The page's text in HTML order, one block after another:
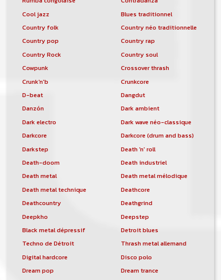
Cool jazz
Blues traditionnel
Country folk
Country néo traditionnelle
Country pop
Country rap
Country Rock
Country soul
Cowpunk
Crossover thrash
Crunk'n'b
Crunkcore
D-beat
Dangdut
Danzón
Dark ambient
Dark electro
Dark wave néo-classique
Darkcore
Darkcore (drum and bass)
Darkstep
Death 'n' roll
Death-doom
Death industriel
Death metal
Death metal mélodique
Death metal technique
Deathcore
Deathcountry
Deathgrind
Deepkho
Deepstep
Black metal dépressif
Detroit blues
Techno de Détroit
Thrash metal allemand
Digital hardcore
Disco polo
Dream pop
Dream trance